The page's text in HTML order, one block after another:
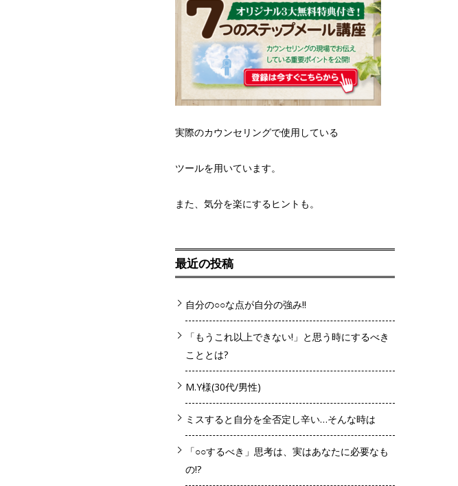
実際のカウンセリングで使用している
ツールを用いています。
また、気分を楽にするヒントも。
最近の投稿
自分の○○な点が自分の強み!!
「もうこれ以上できない!」と思う時にするべき
こととは?
M.Y様(30代/男性)
ミスすると自分を全否定し辛い…そんな時は
「○○するべき」思考は、実はあなたに必要なも
の!?